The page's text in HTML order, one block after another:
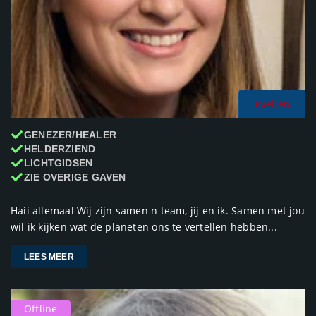
Evelien
GENEZER/HEALER
HELDERZIEND
LICHTGIDSEN
ZIE OVERIGE GAVEN
Haii allemaal Wij zijn samen n team, jij en ik. Samen met jou
wil ik kijken wat de planeten ons te vertellen hebben...
LEES MEER
Offline